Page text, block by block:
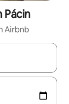
Pácin
Airbnb
navegar